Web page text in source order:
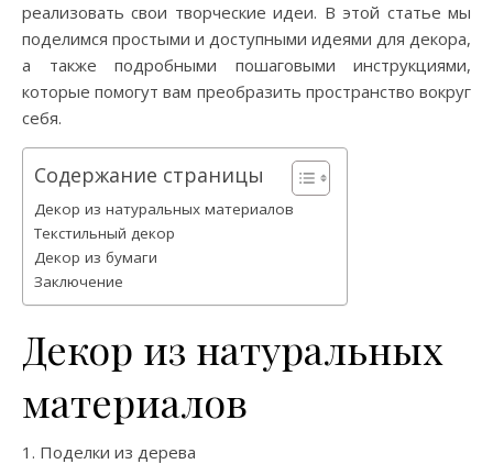
реализовать свои творческие идеи. В этой статье мы
поделимся простыми и доступными идеями для декора,
а также подробными пошаговыми инструкциями,
которые помогут вам преобразить пространство вокруг
себя.
Содержание страницы
Декор из натуральных материалов
Текстильный декор
Декор из бумаги
Заключение
Декор из натуральных
материалов
1. Поделки из дерева